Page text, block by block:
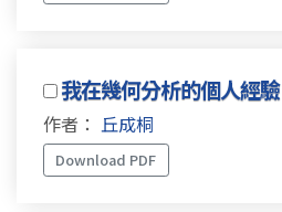
我在幾何分析的個人經驗
作者： 丘成桐
Download PDF